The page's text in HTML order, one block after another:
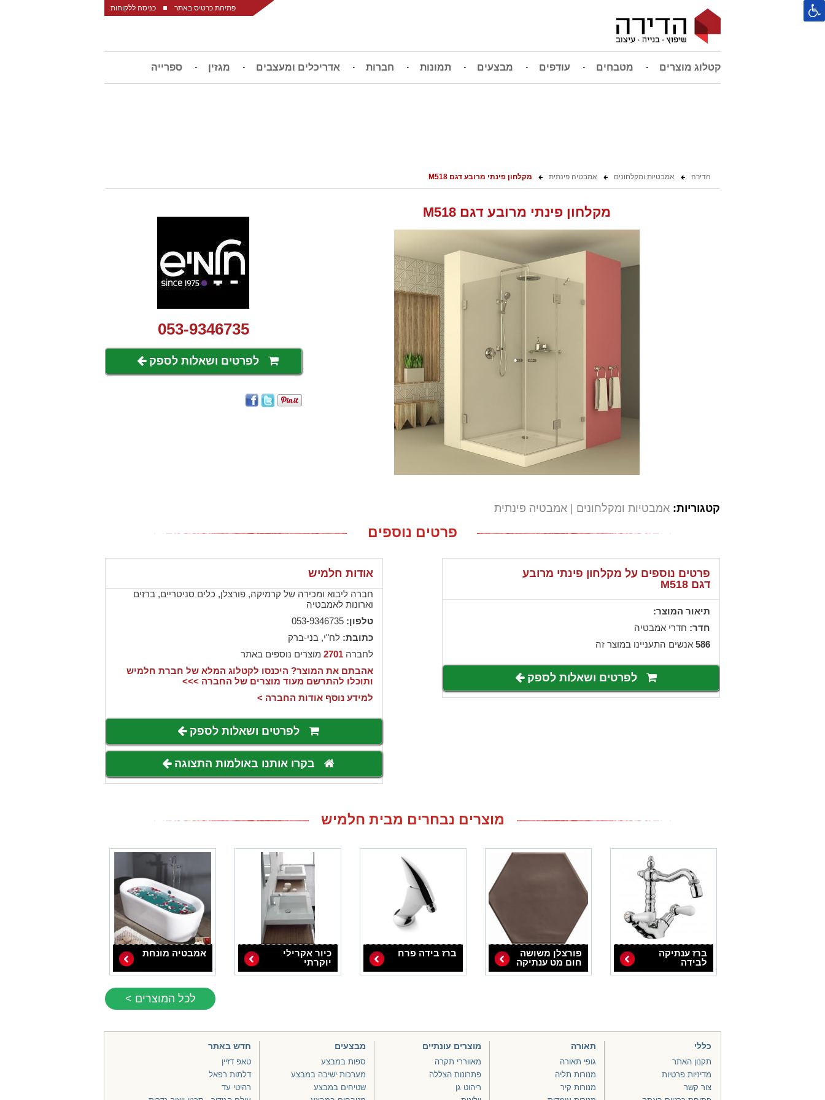
פתיחת כרטיס באתר כניסה ללקוחות
קטלוג מוצרים מטבחים עודפים מבצעים תמונות חברות אדריכלים ומעצבים מגזין ספרייה
הדירה אמבטיות ומקלחונים אמבטיה פינתית מקלחון פינתי מרובע דגם M518
מקלחון פינתי מרובע דגם M518
053-9346735
לפרטים ושאלות לספק
קטגוריות: אמבטיות ומקלחונים אמבטיה פינתית
פרטים נוספים
פרטים נוספים על מקלחון פינתי מרובע
דגם M518
תיאור המוצר:
חדר: חדרי אמבטיה
586 אנשים התעניינו במוצר זה
לפרטים ושאלות לספק
אודות חלמיש
חברה ליבוא ומכירה של קרמיקה, פורצלן, כלים סניטריים, ברזים
וארונות לאמבטיה
טלפון:053-9346735
כתובת:לח"י, בני-ברק
לחברה2701 מוצרים נוספים באתר
אהבתם את המוצר? היכנסו לקטלוג המלא של חברת חלמיש
ותוכלו להתרשם מעוד מוצרים של החברה >>>
למידע נוסף אודות החברה >
לפרטים ושאלות לספק
בקרו אותנו באולמות התצוגה
מוצרים נבחרים מבית חלמיש
ברז ענתיקה
לבידה
פורצלן משושה
חום מט ענתיקה
ברז בידה פרח
כיור אקרילי
יוקרתי
אמבטיה מונחת
לכל המוצרים >
כללי
תקנון האתר
מדיניות פרטיות
צור קשר
תאורה
גופי תאורה
מנורות תליה
מנורות קיר
מוצרים עונתיים
מאווררי תקרה
פתרונות הצללה
ריהוט גן
מבצעים
ספות במבצע
מערכות ישיבה במבצע
שטיחים במבצע
חדש באתר
טאפ דזיין
דלתות רפאל
רהיטי עד